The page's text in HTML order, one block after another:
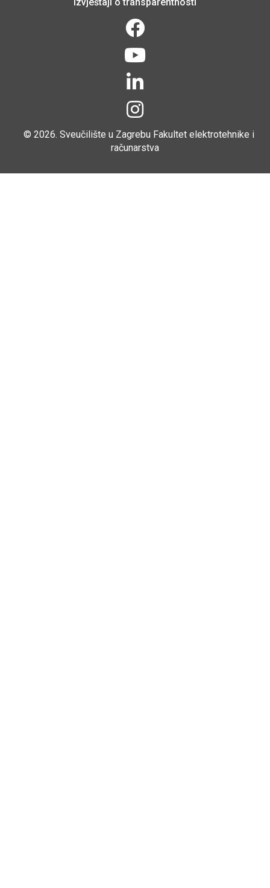
© 2026. Sveučilište u Zagrebu Fakultet elektrotehnike i
računarstva